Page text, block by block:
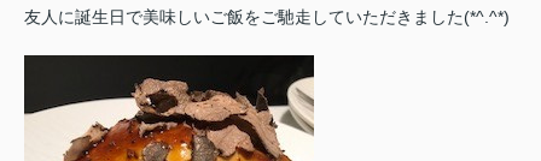
友人に誕生日で美味しいご飯をご馳走していただきました(*^.^*)